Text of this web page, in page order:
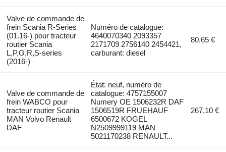
Valve de commande de
frein Scania R-Series
(01.16-) pour tracteur
routier Scania
L,P,G,R,S-series
(2016-)
Numéro de catalogue:
4640070340 2093357
2171709 2756140 2454421,
carburant: diesel
80,65 €
Valve de commande de
frein WABCO pour
tracteur routier Scania
MAN Volvo Renault
DAF
État: neuf, numéro de
catalogue: 4757155007
Numery OE 1506232R DAF
1506519R FRUEHAUF
6500672 KOGEL
N2509999119 MAN
5021170238 RENAULT...
267,10 €